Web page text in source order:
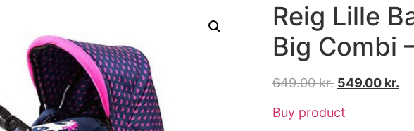
Reig Lille
Big Combi
649.00kr. 549.00 kr.
Buy product